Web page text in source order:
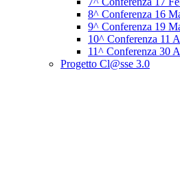
8^ Conferenza 16
9^ Conferenza 19
10^ Conferenza 11
11^ Conferenza 30
Progetto Cl@sse 3.0